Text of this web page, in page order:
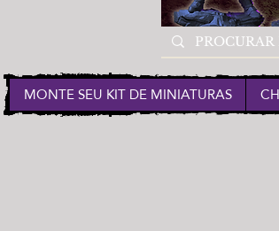
MONTE SEU KIT DE MINIATURAS